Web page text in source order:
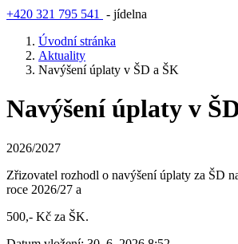
+420 321 795 541
- jídelna
Úvodní stránka
Aktuality
Navýšení úplaty v ŠD a ŠK
Navýšení úplaty v
2026/2027
Zřizovatel rozhodl o navýšení úplaty za ŠD
roce 2026/27 a
500,- Kč za ŠK.